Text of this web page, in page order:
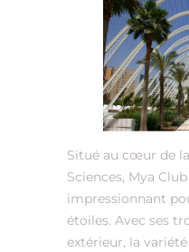
Situé au cœur de
Sciences, Mya
impressionnant
étoiles. Avec ses
extérieur, la